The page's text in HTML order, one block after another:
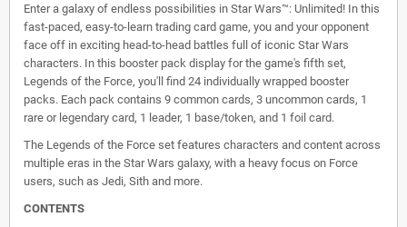
Enter a galaxy of endless possibilities in Star Wars™: Unlimited! In this
fast-paced, easy-to-learn trading card game, you and your opponent
face off in exciting head-to-head battles full of iconic Star Wars
characters. In this booster pack display for the game's fifth set,
Legends of the Force, you'll find 24 individually wrapped booster
packs. Each pack contains 9 common cards, 3 uncommon cards, 1
rare or legendary card, 1 leader, 1 base/token, and 1 foil card.
The Legends of the Force set features characters and content across
multiple eras in the Star Wars galaxy, with a heavy focus on Force
users, such as Jedi, Sith and more.
CONTENTS